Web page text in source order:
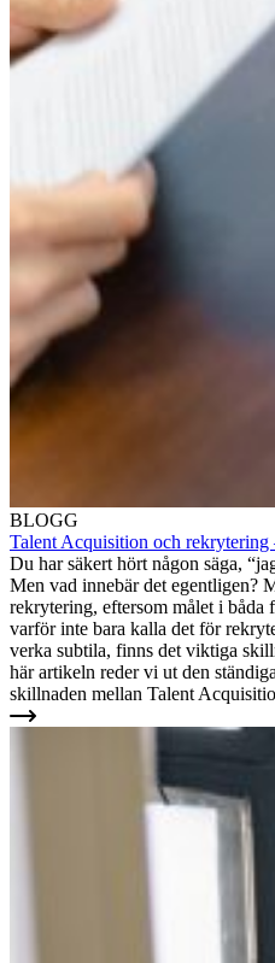
BLOGG
Talent Acquisition och rekrytering
Du har säkert hört någon säga,
Men vad innebär det egentligen?
rekrytering, eftersom målet i båda
varför inte bara kalla det för
verka subtila, finns det viktiga
här artikeln reder vi ut den
skillnaden mellan Talent